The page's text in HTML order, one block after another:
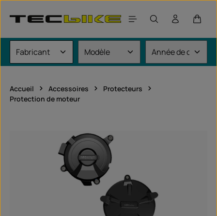
Le
Accueil Accessoires
Protecteurs
Protection de moteur
Ignorer la galerie d'images